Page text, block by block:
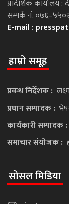
प्रादेशिक कार्यालय :
सम्पर्क नं.
E-mail :
हाम्रो समूह
प्रवन्ध निर्देशक :
प्रधान सम्पादक :
कार्यकारी सम्पादक :
समाचार संयोजक :
सोसल मिडिया